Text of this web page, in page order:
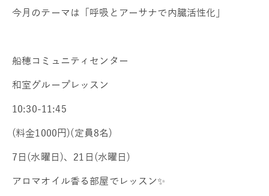
今月のテーマは「呼吸とアーサナで内臓活性化」
船穂コミュニティセンター
和室グループレッスン
10:30-11:45
(料金1000円)(定員8名)
7日(水曜日)、21日(水曜日)
アロマオイル香る部屋でレッスン✨